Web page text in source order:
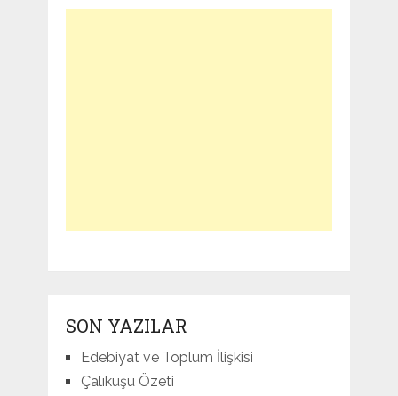
SON YAZILAR
Edebiyat ve Toplum İlişkisi
Çalıkuşu Özeti